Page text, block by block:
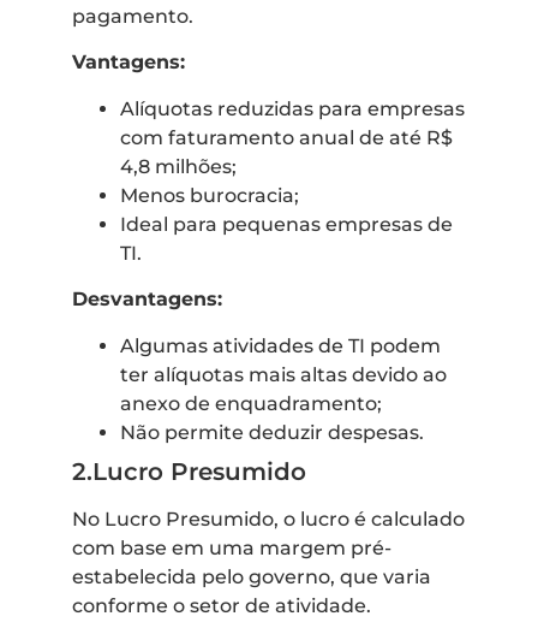
pagamento.
Vantagens:
Alíquotas reduzidas para empresas
com faturamento anual de até R$
4,8 milhões;
Menos burocracia;
Ideal para pequenas empresas de
TI.
Desvantagens:
Algumas atividades de TI podem
ter alíquotas mais altas devido ao
anexo de enquadramento;
Não permite deduzir despesas.
2.Lucro Presumido
No Lucro Presumido, o lucro é calculado
com base em uma margem pré-
estabelecida pelo governo, que varia
conforme o setor de atividade.